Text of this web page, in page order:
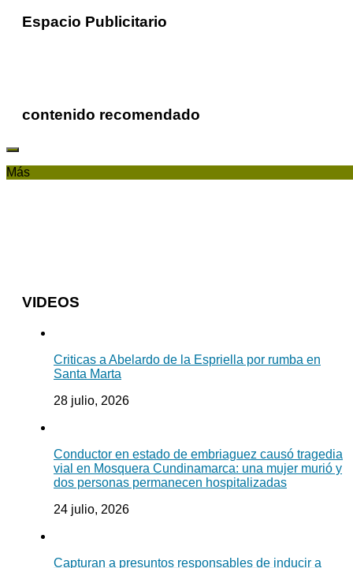
Espacio Publicitario
contenido recomendado
Más
VIDEOS
Criticas a Abelardo de la Espriella por rumba en
Santa Marta
28 julio, 2026
Conductor en estado de embriaguez causó tragedia
vial en Mosquera Cundinamarca: una mujer murió y
dos personas permanecen hospitalizadas
24 julio, 2026
Capturan a presuntos responsables de inducir a